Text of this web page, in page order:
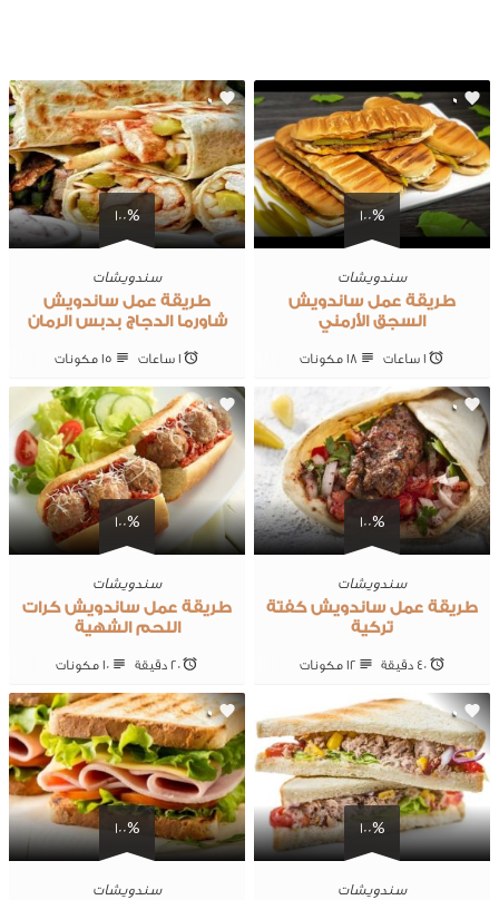
100%
0
سندويشات
طريقة عمل ساندويش
السجق الأرمني
1 ساعات 18 ‎مكونات
100%
0
سندويشات
طريقة عمل ساندويش
شاورما الدجاج بدبس الرمان
1 ساعات 15 ‎مكونات
100%
0
سندويشات
طريقة عمل ساندويش كفتة
تركية
40 ‎دقيقة 12 ‎مكونات
100%
0
سندويشات
طريقة عمل ساندويش كرات
اللحم الشهية
20 ‎دقيقة 10 ‎مكونات
100%
0
سندويشات
100%
0
سندويشات